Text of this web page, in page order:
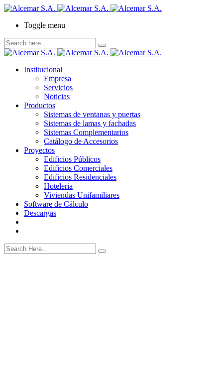
Toggle menu
Institucional
Empresa
Servicios
Noticias
Productos
Sistemas de ventanas y puertas
Sistemas de lamas y fachadas
Sistemas Complementarios
Catálogo de Accesorios
Proyectos
Edificios Públicos
Edificios Comerciales
Edificios Residenciales
Hoteleria
Viviendas Unifamiliares
Software de Cálculo
Descargas